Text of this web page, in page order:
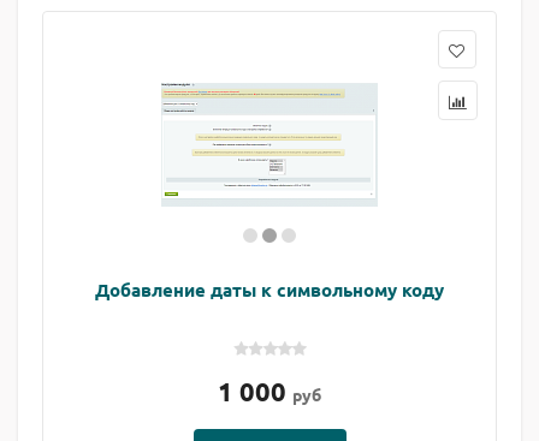
Добавление даты к символьному коду
1 000 руб